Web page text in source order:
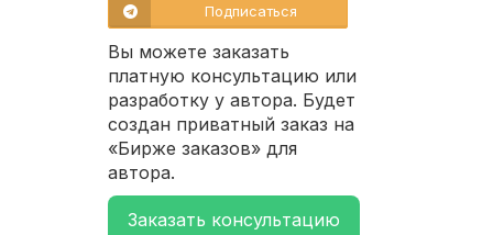
Подписаться
Вы можете заказать
платную консультацию или
разработку у автора. Будет
создан приватный заказ на
«Бирже заказов» для
автора.
Заказать консультацию